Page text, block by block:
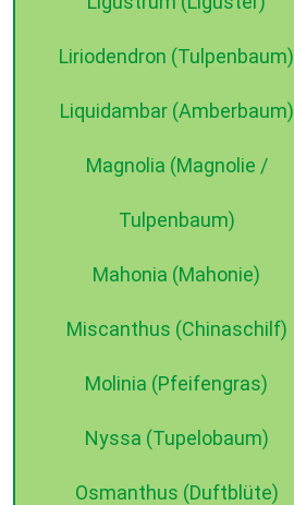
Liriodendron (Tulpenbaum)
Liquidambar (Amberbaum)
Magnolia (Magnolie /
Tulpenbaum)
Mahonia (Mahonie)
Miscanthus (Chinaschilf)
Molinia (Pfeifengras)
Nyssa (Tupelobaum)
Osmanthus (Duftblüte)